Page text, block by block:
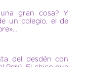
gran cosa? Y
un colegio, el de
del desdén con